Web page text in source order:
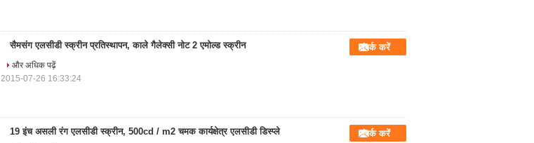
सैमसंग एलसीडी स्क्रीन प्रतिस्थापन, काले गैलेक्सी नोट 2 एमोल्ड स्क्रीन संपर्क करें
और अधिक पढ़ें
2015-07-26 16:33:24
19 इंच असली रंग एलसीडी स्क्रीन, 500cd / m2 चमक कार्यक्षेत्र एलसीडी डिस्प्ले संपर्क करें